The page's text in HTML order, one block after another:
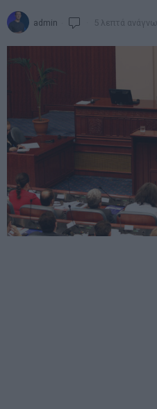
admin 5 λεπτά